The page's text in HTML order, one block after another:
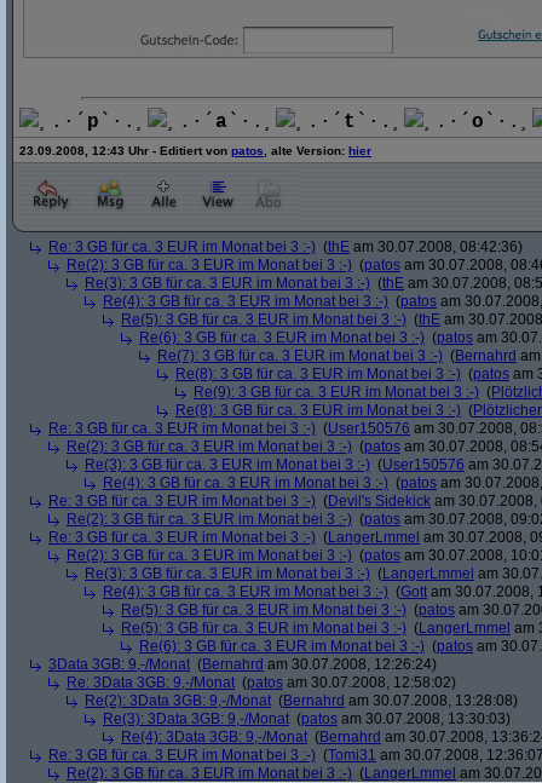
¸.·´ p `·.¸ ¸.·´ a `·.¸ ¸.·´ t `·.¸ ¸.·´ o `·.¸
23.09.2008, 12:43 Uhr - Editiert von patos , alte Version: hier
Re: 3 GB für ca. 3 EUR im Monat bei 3 :-) (thE am 30.07.2008, 08:42:36)
Re(2): 3 GB für ca. 3 EUR im Monat bei 3 :-) (patos am 30.07.2008,
Re(3): 3 GB für ca. 3 EUR im Monat bei 3 :-) (thE am 30.07.2008,
Re(4): 3 GB für ca. 3 EUR im Monat bei 3 :-) (patos am
Re(5): 3 GB für ca. 3 EUR im Monat bei 3 :-) (thE am
Re(6): 3 GB für ca. 3 EUR im Monat bei 3 :-) (patos am
Re(7): 3 GB für ca. 3 EUR im Monat bei 3 :-) (Bernahrd
Re(8): 3 GB für ca. 3 EUR im Monat bei 3 :-) (patos am
Re(9): 3 GB für ca. 3 EUR im Monat bei 3 :-) (
Re(8): 3 GB für ca. 3 EUR im Monat bei 3 :-) (
Re: 3 GB für ca. 3 EUR im Monat bei 3 :-) (User150576 am 30.07.2008,
Re(2): 3 GB für ca. 3 EUR im Monat bei 3 :-) (patos am 30.07.2008,
Re(3): 3 GB für ca. 3 EUR im Monat bei 3 :-) (User150576 am
Re(4): 3 GB für ca. 3 EUR im Monat bei 3 :-) (patos am
Re: 3 GB für ca. 3 EUR im Monat bei 3 :-) (Devil's Sidekick am 30.07.2008,
Re(2): 3 GB für ca. 3 EUR im Monat bei 3 :-) (patos am 30.07.2008,
Re: 3 GB für ca. 3 EUR im Monat bei 3 :-) (LangerLmmel am 30.07.2008,
Re(2): 3 GB für ca. 3 EUR im Monat bei 3 :-) (patos am 30.07.2008,
Re(3): 3 GB für ca. 3 EUR im Monat bei 3 :-) (LangerLmmel am
Re(4): 3 GB für ca. 3 EUR im Monat bei 3 :-) (Gott am 30.07.2008,
Re(5): 3 GB für ca. 3 EUR im Monat bei 3 :-) (patos am
Re(5): 3 GB für ca. 3 EUR im Monat bei 3 :-) (LangerLmmel am
Re(6): 3 GB für ca. 3 EUR im Monat bei 3 :-) (patos am
3Data 3GB: 9,-/Monat (Bernahrd am 30.07.2008, 12:26:24)
Re: 3Data 3GB: 9,-/Monat (patos am 30.07.2008, 12:58:02)
Re(2): 3Data 3GB: 9,-/Monat (Bernahrd am 30.07.2008, 13:28:08)
Re(3): 3Data 3GB: 9,-/Monat (patos am 30.07.2008, 13:30:03)
Re(4): 3Data 3GB: 9,-/Monat (Bernahrd am 30.07.2008,
Re: 3 GB für ca. 3 EUR im Monat bei 3 :-) (Tomi31 am 30.07.2008,
Re(2): 3 GB für ca. 3 EUR im Monat bei 3 :-) (LangerLmmel am